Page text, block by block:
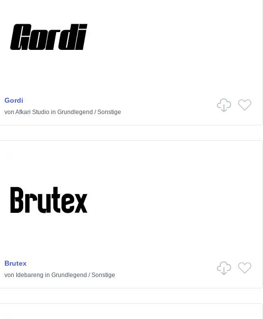
Gordi
von Afkari Studioin Grundlegend /Sonstige
Brutex
von Idebareng in Grundlegend /Sonstige